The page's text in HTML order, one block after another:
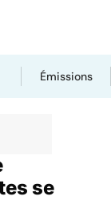
Émissions
se